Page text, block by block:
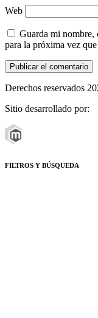
Web
Guarda mi nombre,
para la próxima vez
Derechos reservados
Sitio desarrollado por:
FILTROS Y BÚSQUEDA